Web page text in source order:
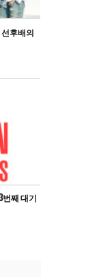
선후배의
번째 대기